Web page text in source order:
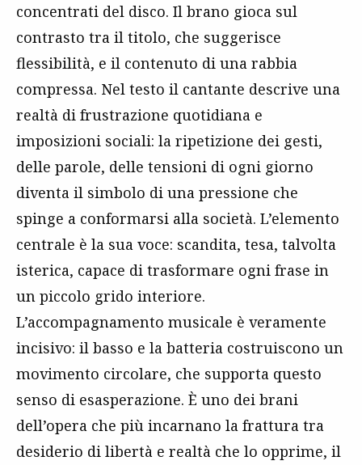
concentrati del disco. Il brano gioca sul
contrasto tra il titolo, che suggerisce
flessibilità, e il contenuto di una rabbia
compressa. Nel testo il cantante descrive una
realtà di frustrazione quotidiana e
imposizioni sociali: la ripetizione dei gesti,
delle parole, delle tensioni di ogni giorno
diventa il simbolo di una pressione che
spinge a conformarsi alla società. L’elemento
centrale è la sua voce: scandita, tesa, talvolta
isterica, capace di trasformare ogni frase in
un piccolo grido interiore.
L’accompagnamento musicale è veramente
incisivo: il basso e la batteria costruiscono un
movimento circolare, che supporta questo
senso di esasperazione. È uno dei brani
dell’opera che più incarnano la frattura tra
desiderio di libertà e realtà che lo opprime, il